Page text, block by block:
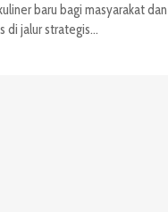
baru bagi masyarakat
di jalur strategis...